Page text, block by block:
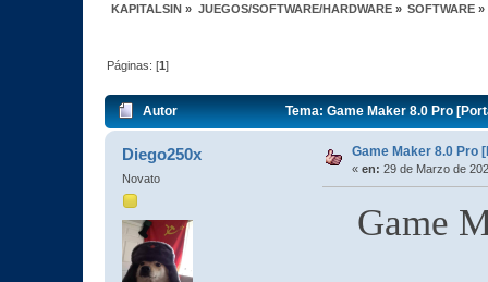
KAPITALSIN » JUEGOS/SOFTWARE/HARDWARE» SOFTWARE»
Páginas: [1]
Autor Tema: Game Maker 8.0 Pro
Diego250x
Novato
Game Maker 8.0 Pro
« en: 29 de Marzo de
Game